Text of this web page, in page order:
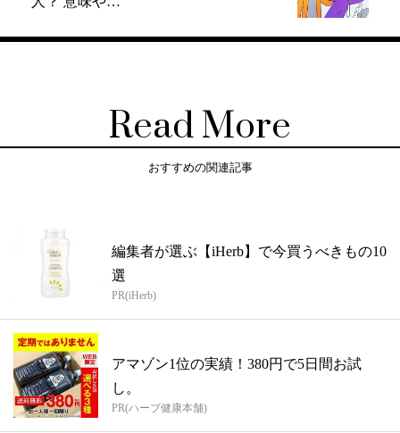
Read More
おすすめの関連記事
編集者が選ぶ【iHerb】で今買うべきもの10
選
PR(iHerb)
アマゾン1位の実績！380円で5日間お試
し。
PR(ハーブ健康本舗)